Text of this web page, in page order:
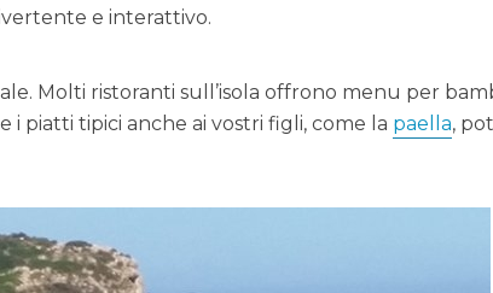
e interattivo.
Molti ristoranti sull’isola offrono menu per
i piatti tipici anche ai vostri figli, come la paella,